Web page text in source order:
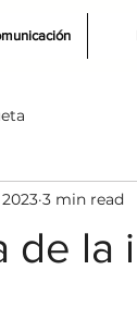
de la
3 min read